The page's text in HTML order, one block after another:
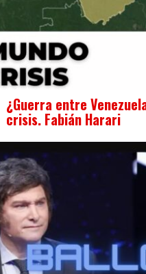
¿Guerra entre
crisis. Fabián Harari